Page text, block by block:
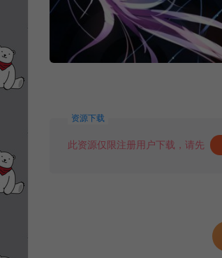
资源下载
此资源仅限注册用户下载，请先